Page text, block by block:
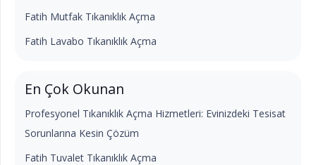
Fatih Mutfak Tıkanıklık Açma
Fatih Lavabo Tıkanıklık Açma
En Çok Okunan
Profesyonel Tıkanıklık Açma Hizmetleri: Evinizdeki Tesisat
Sorunlarına Kesin Çözüm
Fatih Tuvalet Tıkanıklık Açma